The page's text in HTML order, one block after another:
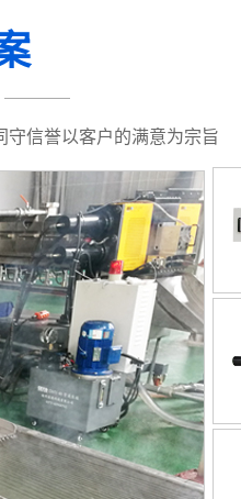
守信誉以客户的满意为宗旨